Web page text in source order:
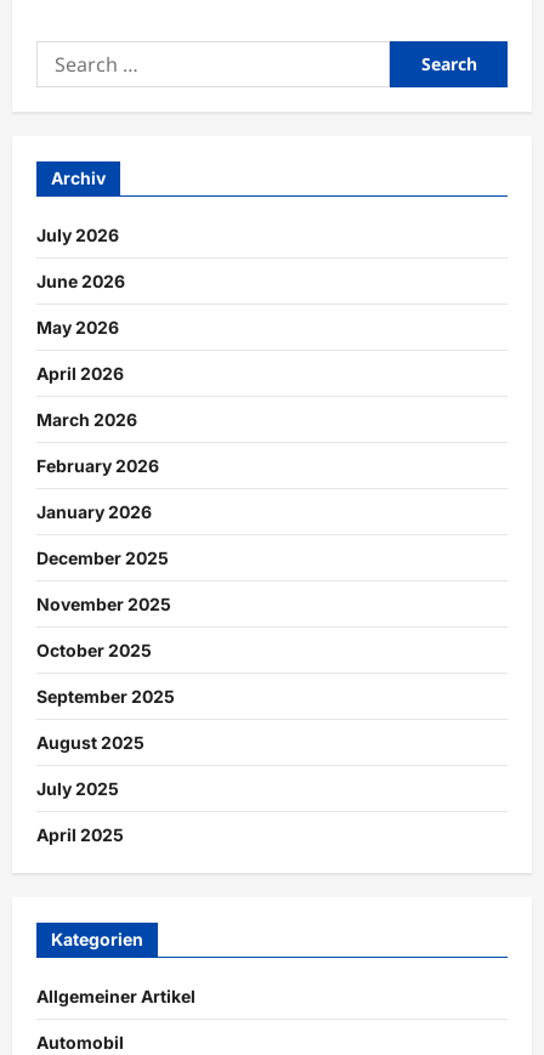
durch
effizient
Search
for:
Archiv
July 2026
June 2026
May 2026
April 2026
March 2026
February 2026
January 2026
December 2025
November 2025
October 2025
September 2025
August 2025
July 2025
April 2025
Kategorien
Allgemeiner Artikel
Automobil